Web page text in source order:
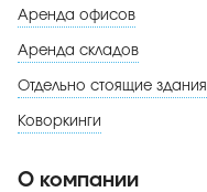
Аренда офисов
Аренда складов
Отдельно стоящие здания
Коворкинги
О компании